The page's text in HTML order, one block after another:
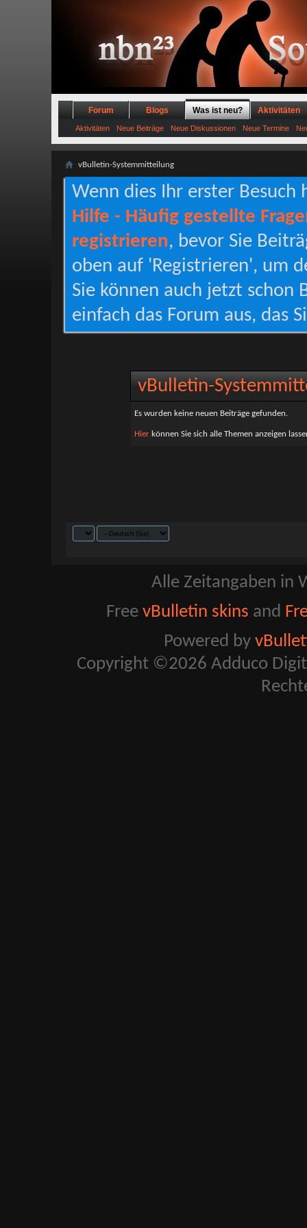
Forum Blogs Was ist neu?
Aktivitäten Neue Beiträge Neue Diskussionen Neue Termine
Aktivitäten
vBulletin-Systemmitteilung
Wenn dies Ihr erster Besuch
Hilfe - Häufig gestellte
registrieren, bevor Sie
oben auf 'Registrieren', um
Sie können auch jetzt schon
einfach das Forum aus, das
vBulletin-
Es wurden keine neuen Beiträge gefunden.
Hier können Sie sich alle Themen anzeigen
Alle Zeitangaben in
Free vBulletin skins and
Powered by
Copyright ©2026 Adduco